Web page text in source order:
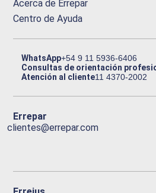
Acerca de Errepar
Centro de Ayuda
WhatsApp+54 9 11 5936-6406
Consultas de orientación
Atención al cliente11 4370-2002
Errepar
clientes@errepar.com